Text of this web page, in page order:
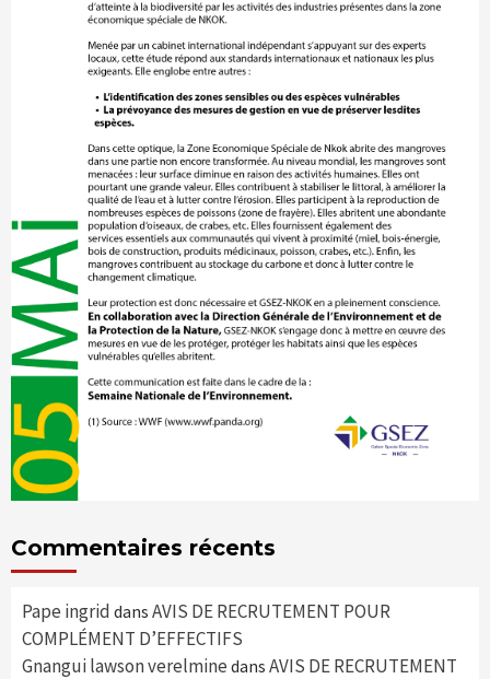
Commentaires récents
Pape ingrid dans AVIS DE RECRUTEMENT POUR
COMPLÉMENT D’EFFECTIFS
Gnangui lawson verelmine dans AVIS DE RECRUTEMENT